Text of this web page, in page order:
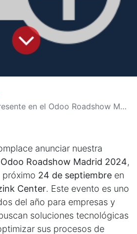
Odoo Roadshow Madrid 2024 en el Wizink Center
anunciar nuestra
Odoo Roadshow Madrid 2024,
próximo 24 de septiembre en
Center. Este evento es uno
del año para empresas y
soluciones tecnológicas
sus procesos de